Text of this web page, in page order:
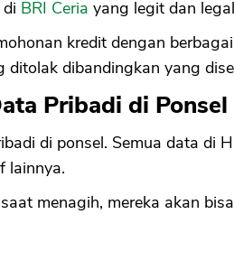
BRI Ceria yang legit dan
kredit dengan
ditolak dibandingkan yang
Pribadi di Ponsel
di ponsel. Semua data di
lainnya.
menagih, mereka akan